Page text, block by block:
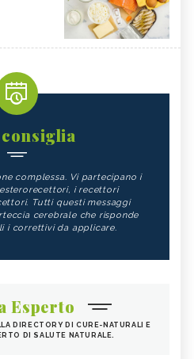
complessa. Vi partecipano i
i recettori
Tutti questi messaggi
cerebrale che risponde
i correttivi da applicare.
Esperto
DIRECTORY DI CURE-NATURALI E
DI SALUTE NATURALE.